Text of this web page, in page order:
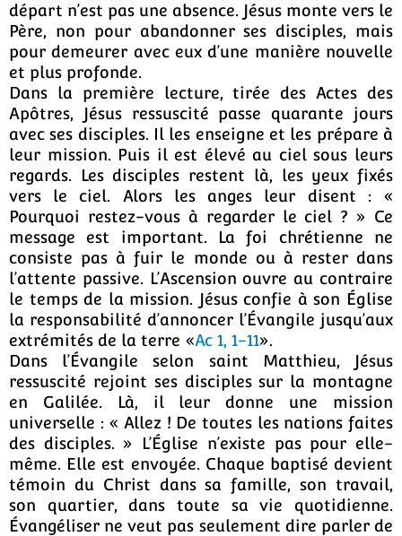
départ n’est pas une absence. Jésus monte vers le
Père, non pour abandonner ses disciples, mais
pour demeurer avec eux d’une manière nouvelle
et plus profonde.
Dans la première lecture, tirée des Actes des
Apôtres, Jésus ressuscité passe quarante jours
avec ses disciples. Il les enseigne et les prépare à
leur mission. Puis il est élevé au ciel sous leurs
regards. Les disciples restent là, les yeux fixés
vers le ciel. Alors les anges leur disent : «
Pourquoi restez-vous à regarder le ciel ? » Ce
message est important. La foi chrétienne ne
consiste pas à fuir le monde ou à rester dans
l’attente passive. L’Ascension ouvre au contraire
le temps de la mission. Jésus confie à son Église
la responsabilité d’annoncer l’Évangile jusqu’aux
extrémités de la terre «Ac 1, 1-11».
Dans l’Évangile selon saint Matthieu, Jésus
ressuscité rejoint ses disciples sur la montagne
en Galilée. Là, il leur donne une mission
universelle : « Allez ! De toutes les nations faites
des disciples. » L’Église n’existe pas pour elle-
même. Elle est envoyée. Chaque baptisé devient
témoin du Christ dans sa famille, son travail,
son quartier, dans toute sa vie quotidienne.
Évangéliser ne veut pas seulement dire parler de